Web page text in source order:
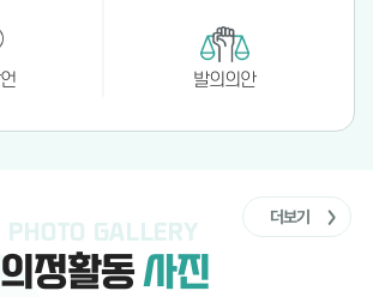
발의의안
PHOTO GALLERY
의정활동사진
더보기